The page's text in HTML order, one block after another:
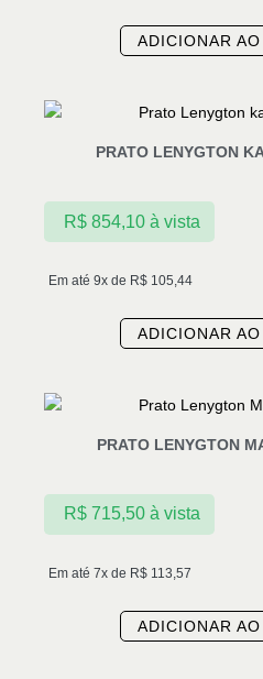
ADICIONAR
PRATO LENYGTON
Em até 9x de R$ 105,44
R$854,10 à vista
ADICIONAR
PRATO LENYGTON
Em até 7x de R$ 113,57
R$715,50 à vista
ADICIONAR